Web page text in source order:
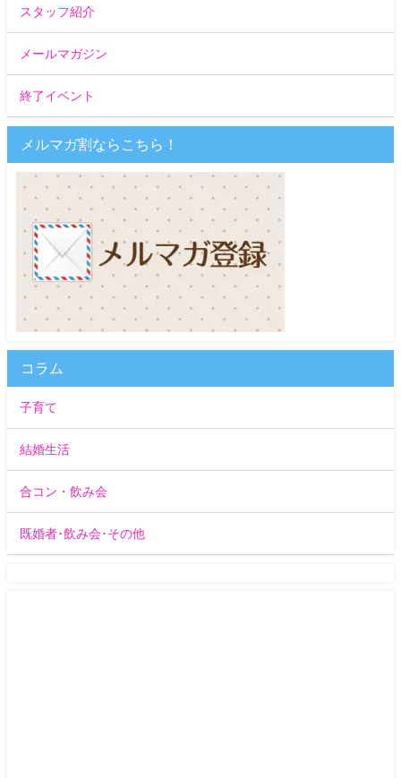
スタッフ紹介
メールマガジン
終了イベント
メルマガ割ならこちら！
コラム
子育て
結婚生活
合コン・飲み会
既婚者･飲み会･その他